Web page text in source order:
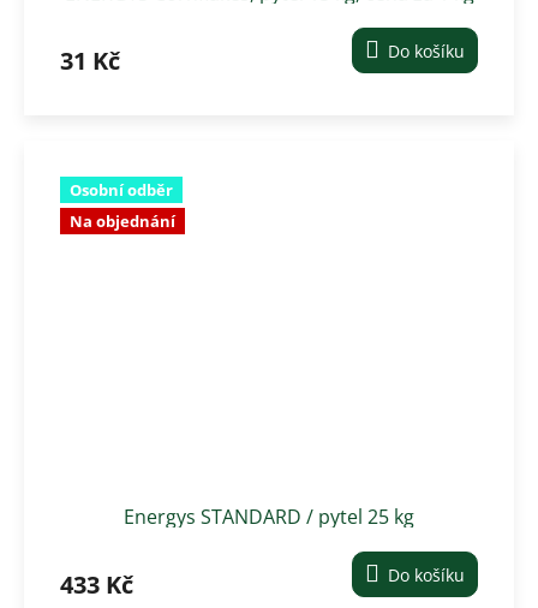
31 Kč Do košíku
Osobní odběr
Na objednání
Energys STANDARD / pytel 25 kg
433 Kč Do košíku